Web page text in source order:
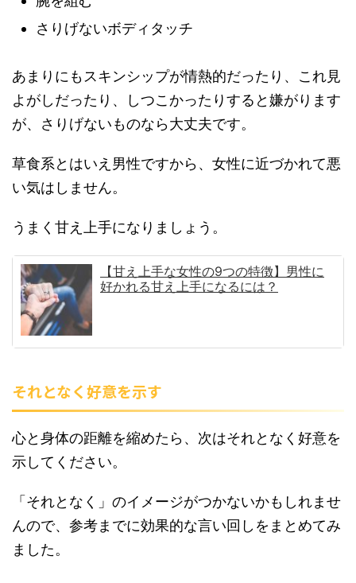
さりげないボディタッチ
あまりにもスキンシップが情熱的だったり、これ見
よがしだったり、しつこかったりすると嫌がります
が、さりげないものなら大丈夫です。
草食系とはいえ男性ですから、女性に近づかれて悪
い気はしません。
うまく甘え上手になりましょう。
【甘え上手な女性の9つの特徴】男性に
好かれる甘え上手になるには？
それとなく好意を示す
心と身体の距離を縮めたら、次はそれとなく好意を
示してください。
「それとなく」のイメージがつかないかもしれませ
んので、参考までに効果的な言い回しをまとめてみ
ました。